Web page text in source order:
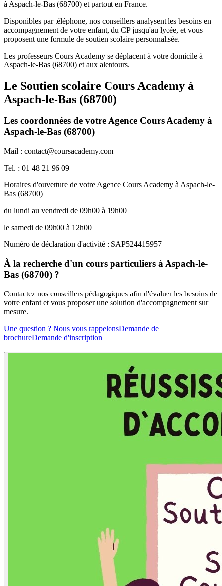
à Aspach-le-Bas (68700) et partout en France.
Disponibles par téléphone, nos conseillers analysent les besoins en
accompagnement de votre enfant, du CP jusqu'au lycée, et vous
proposent une formule de soutien scolaire personnalisée.
Les professeurs Cours Academy se déplacent à votre domicile à
Aspach-le-Bas (68700) et aux alentours.
Le Soutien scolaire Cours Academy à
Aspach-le-Bas (68700)
Les coordonnées de votre Agence Cours Academy à
Aspach-le-Bas (68700)
Mail : contact@coursacademy.com
Tel. : 01 48 21 96 09
Horaires d'ouverture de votre Agence Cours Academy à Aspach-le-
Bas (68700)
du lundi au vendredi de 09h00 à 19h00
le samedi de 09h00 à 12h00
Numéro de déclaration d'activité : SAP524415957
À la recherche d'un cours particuliers à Aspach-le-
Bas (68700) ?
Contactez nos conseillers pédagogiques afin d'évaluer les besoins de
votre enfant et vous proposer une solution d'accompagnement sur
mesure.
Une question ? Nous vous rappelonsDemande de
brochureDemande d'inscription